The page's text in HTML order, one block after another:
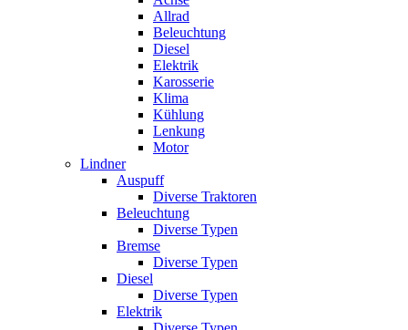
Allrad
Beleuchtung
Diesel
Elektrik
Karosserie
Klima
Kühlung
Lenkung
Motor
Lindner
Auspuff
Diverse Traktoren
Beleuchtung
Diverse Typen
Bremse
Diverse Typen
Diesel
Diverse Typen
Elektrik